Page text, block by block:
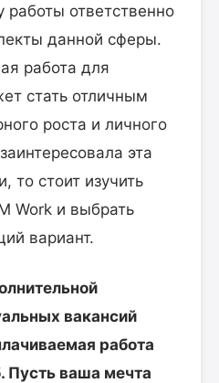
работы ответственно
данной сферы.
работа для
стать отличным
роста и личного
эта
то стоит изучить
Work и выбрать
вариант.
вакансий
работа
Пусть ваша мечта